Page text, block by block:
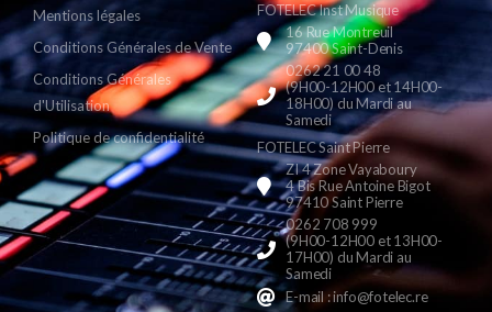
Mentions légales
Conditions Générales de Vente
Conditions Générales
d'Utilisation
Politique de confidentialité
FOTELEC Inst Musique
16 Rue Montreuil
97400 Saint-Denis
0262 21 00 48
(9H00-12H00 et 14H00-
18H00) du Mardi au
Samedi
FOTELEC Saint Pierre
ZI 4 Zone Vayaboury
4 Bis Rue Antoine Bigot
97410 Saint Pierre
0262 708 999
(9H00-12H00 et 13H00-
17H00) du Mardi au
Samedi
E-mail : info@fotelec.re